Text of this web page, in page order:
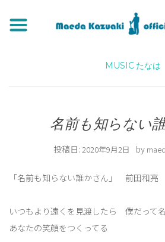
MUSIC たなは
名前も知らない
投稿日: 2020年9月2日 by
「名前も知らない誰かさん」 前田和亮
いつもより遠くを見渡したら 僕だって
あなたの笑顔をつくってる